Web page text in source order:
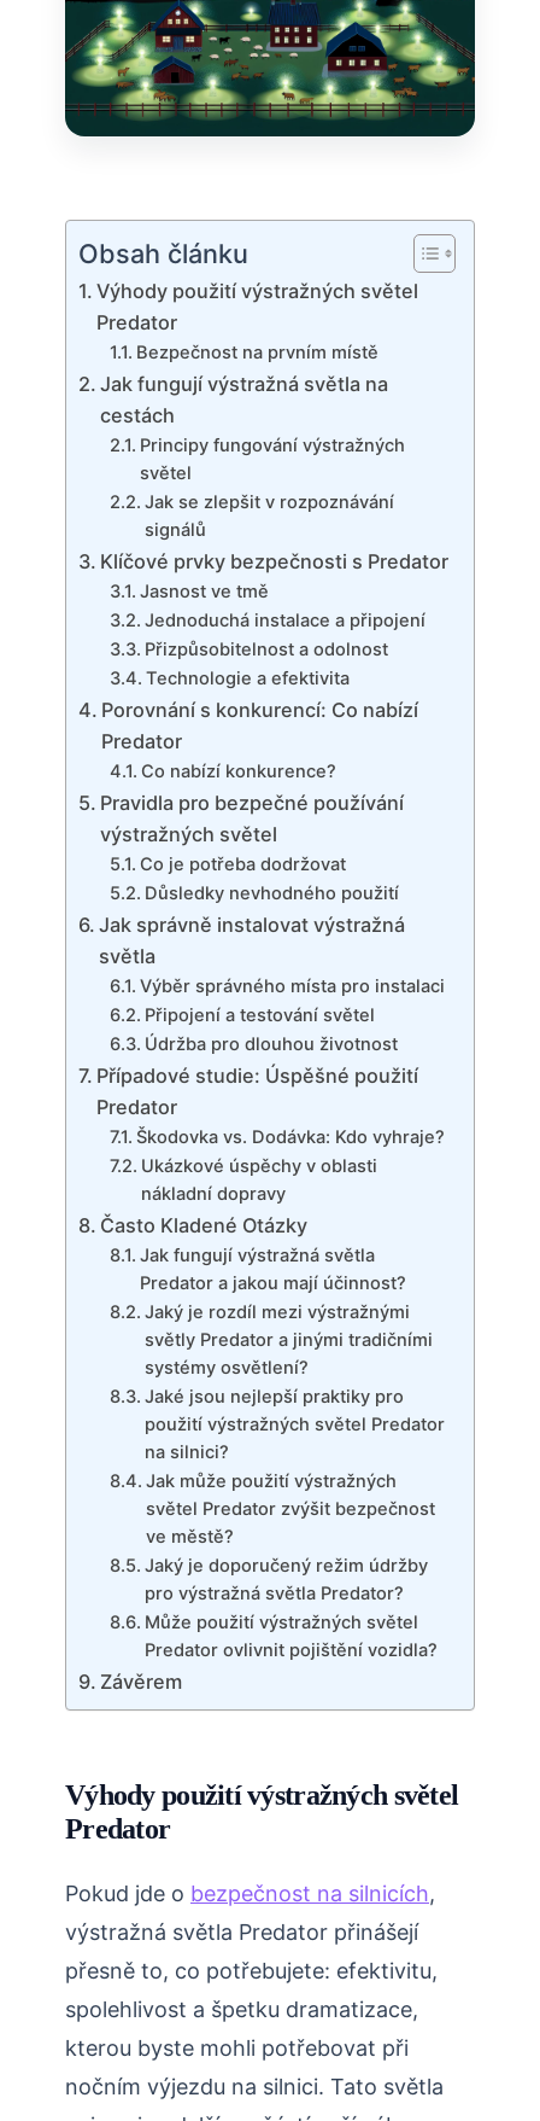
Obsah článku
Výhody použití výstražných světel
Predator
Bezpečnost na prvním místě
Jak fungují výstražná světla na
cestách
Principy fungování výstražných
světel
Jak se zlepšit v rozpoznávání
signálů
Klíčové prvky bezpečnosti s Predator
Jasnost ve tmě
Jednoduchá instalace a připojení
Přizpůsobitelnost a odolnost
Technologie a efektivita
Porovnání s konkurencí: Co nabízí
Predator
Co nabízí konkurence?
Pravidla pro bezpečné používání
výstražných světel
Co je potřeba dodržovat
Důsledky nevhodného použití
Jak správně instalovat výstražná
světla
Výběr správného místa pro instalaci
Připojení a testování světel
Údržba pro dlouhou životnost
Případové studie: Úspěšné použití
Predator
Škodovka vs. Dodávka: Kdo vyhraje?
Ukázkové úspěchy v oblasti
nákladní dopravy
Často Kladené Otázky
Jak fungují výstražná světla
Predator a jakou mají účinnost?
Jaký je rozdíl mezi výstražnými
světly Predator a jinými tradičními
systémy osvětlení?
Jaké jsou nejlepší praktiky pro
použití výstražných světel Predator
na silnici?
Jak může použití výstražných
světel Predator zvýšit bezpečnost
ve městě?
Jaký je doporučený režim údržby
pro výstražná světla Predator?
Může použití výstražných světel
Predator ovlivnit pojištění vozidla?
Závěrem
Výhody použití výstražných světel
Predator
Pokud jde o bezpečnost na silnicích,
výstražná světla Predator přinášejí
přesně to, co potřebujete: efektivitu,
spolehlivost a špetku dramatizace,
kterou byste mohli potřebovat při
nočním výjezdu na silnici. Tato světla